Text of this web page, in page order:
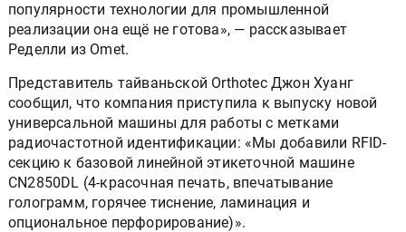
популярности технологии для промышленной
реализации она ещё не готова», — рассказывает
Ределли из Omet.
Представитель тайваньской Orthotec Джон Хуанг
сообщил, что компания приступила к выпуску новой
универсальной машины для работы с метками
радиочастотной идентификации: «Мы добавили RFID-
секцию к базовой линейной этикеточной машине
CN2850DL (4-красочная печать, впечатывание
голограмм, горячее тиснение, ламинация и
опциональное перфорирование)».